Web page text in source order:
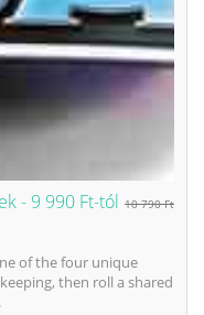
- 9 990 Ft-tól 10 790 Ft
of the four unique
then roll a shared